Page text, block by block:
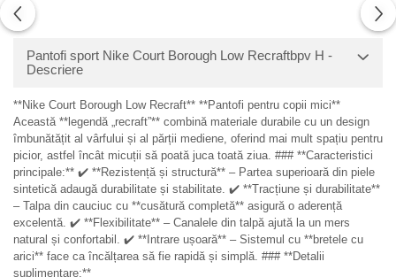
Pantofi sport Nike Court Borough Low Recraftbpv H -
Descriere
**Nike Court Borough Low Recraft** **Pantofi pentru copii mici**
Această **legendă „recraft”** combină materiale durabile cu un design
îmbunătățit al vârfului și al părții mediene, oferind mai mult spațiu pentru
picior, astfel încât micuții să poată juca toată ziua. ### **Caracteristici
principale:** ✔️ **Rezistență și structură** – Partea superioară din piele
sintetică adaugă durabilitate și stabilitate. ✔️ **Tracțiune și durabilitate**
– Talpa din cauciuc cu **cusătură completă** asigură o aderență
excelentă. ✔️ **Flexibilitate** – Canalele din talpă ajută la un mers
natural și confortabil. ✔️ **Intrare ușoară** – Sistemul cu **bretele cu
arici** face ca încălțarea să fie rapidă și simplă. ### **Detalii
suplimentare:**